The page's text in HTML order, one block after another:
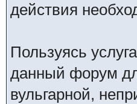
действия
Пользуясь
данный форум
вульгарной,